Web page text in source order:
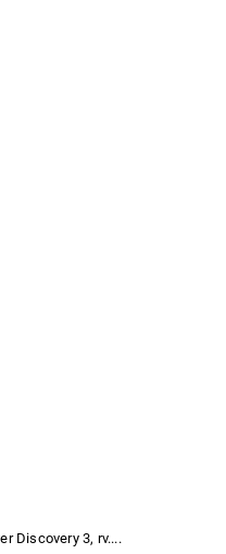
Discovery 3, rv....